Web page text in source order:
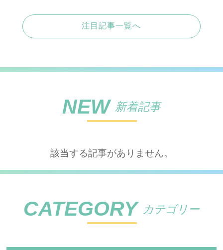
注目記事一覧へ
NEW 新着記事
該当する記事がありません。
CATEGORY カテゴリー